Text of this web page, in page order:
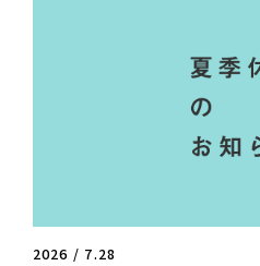
2026 / 7.28